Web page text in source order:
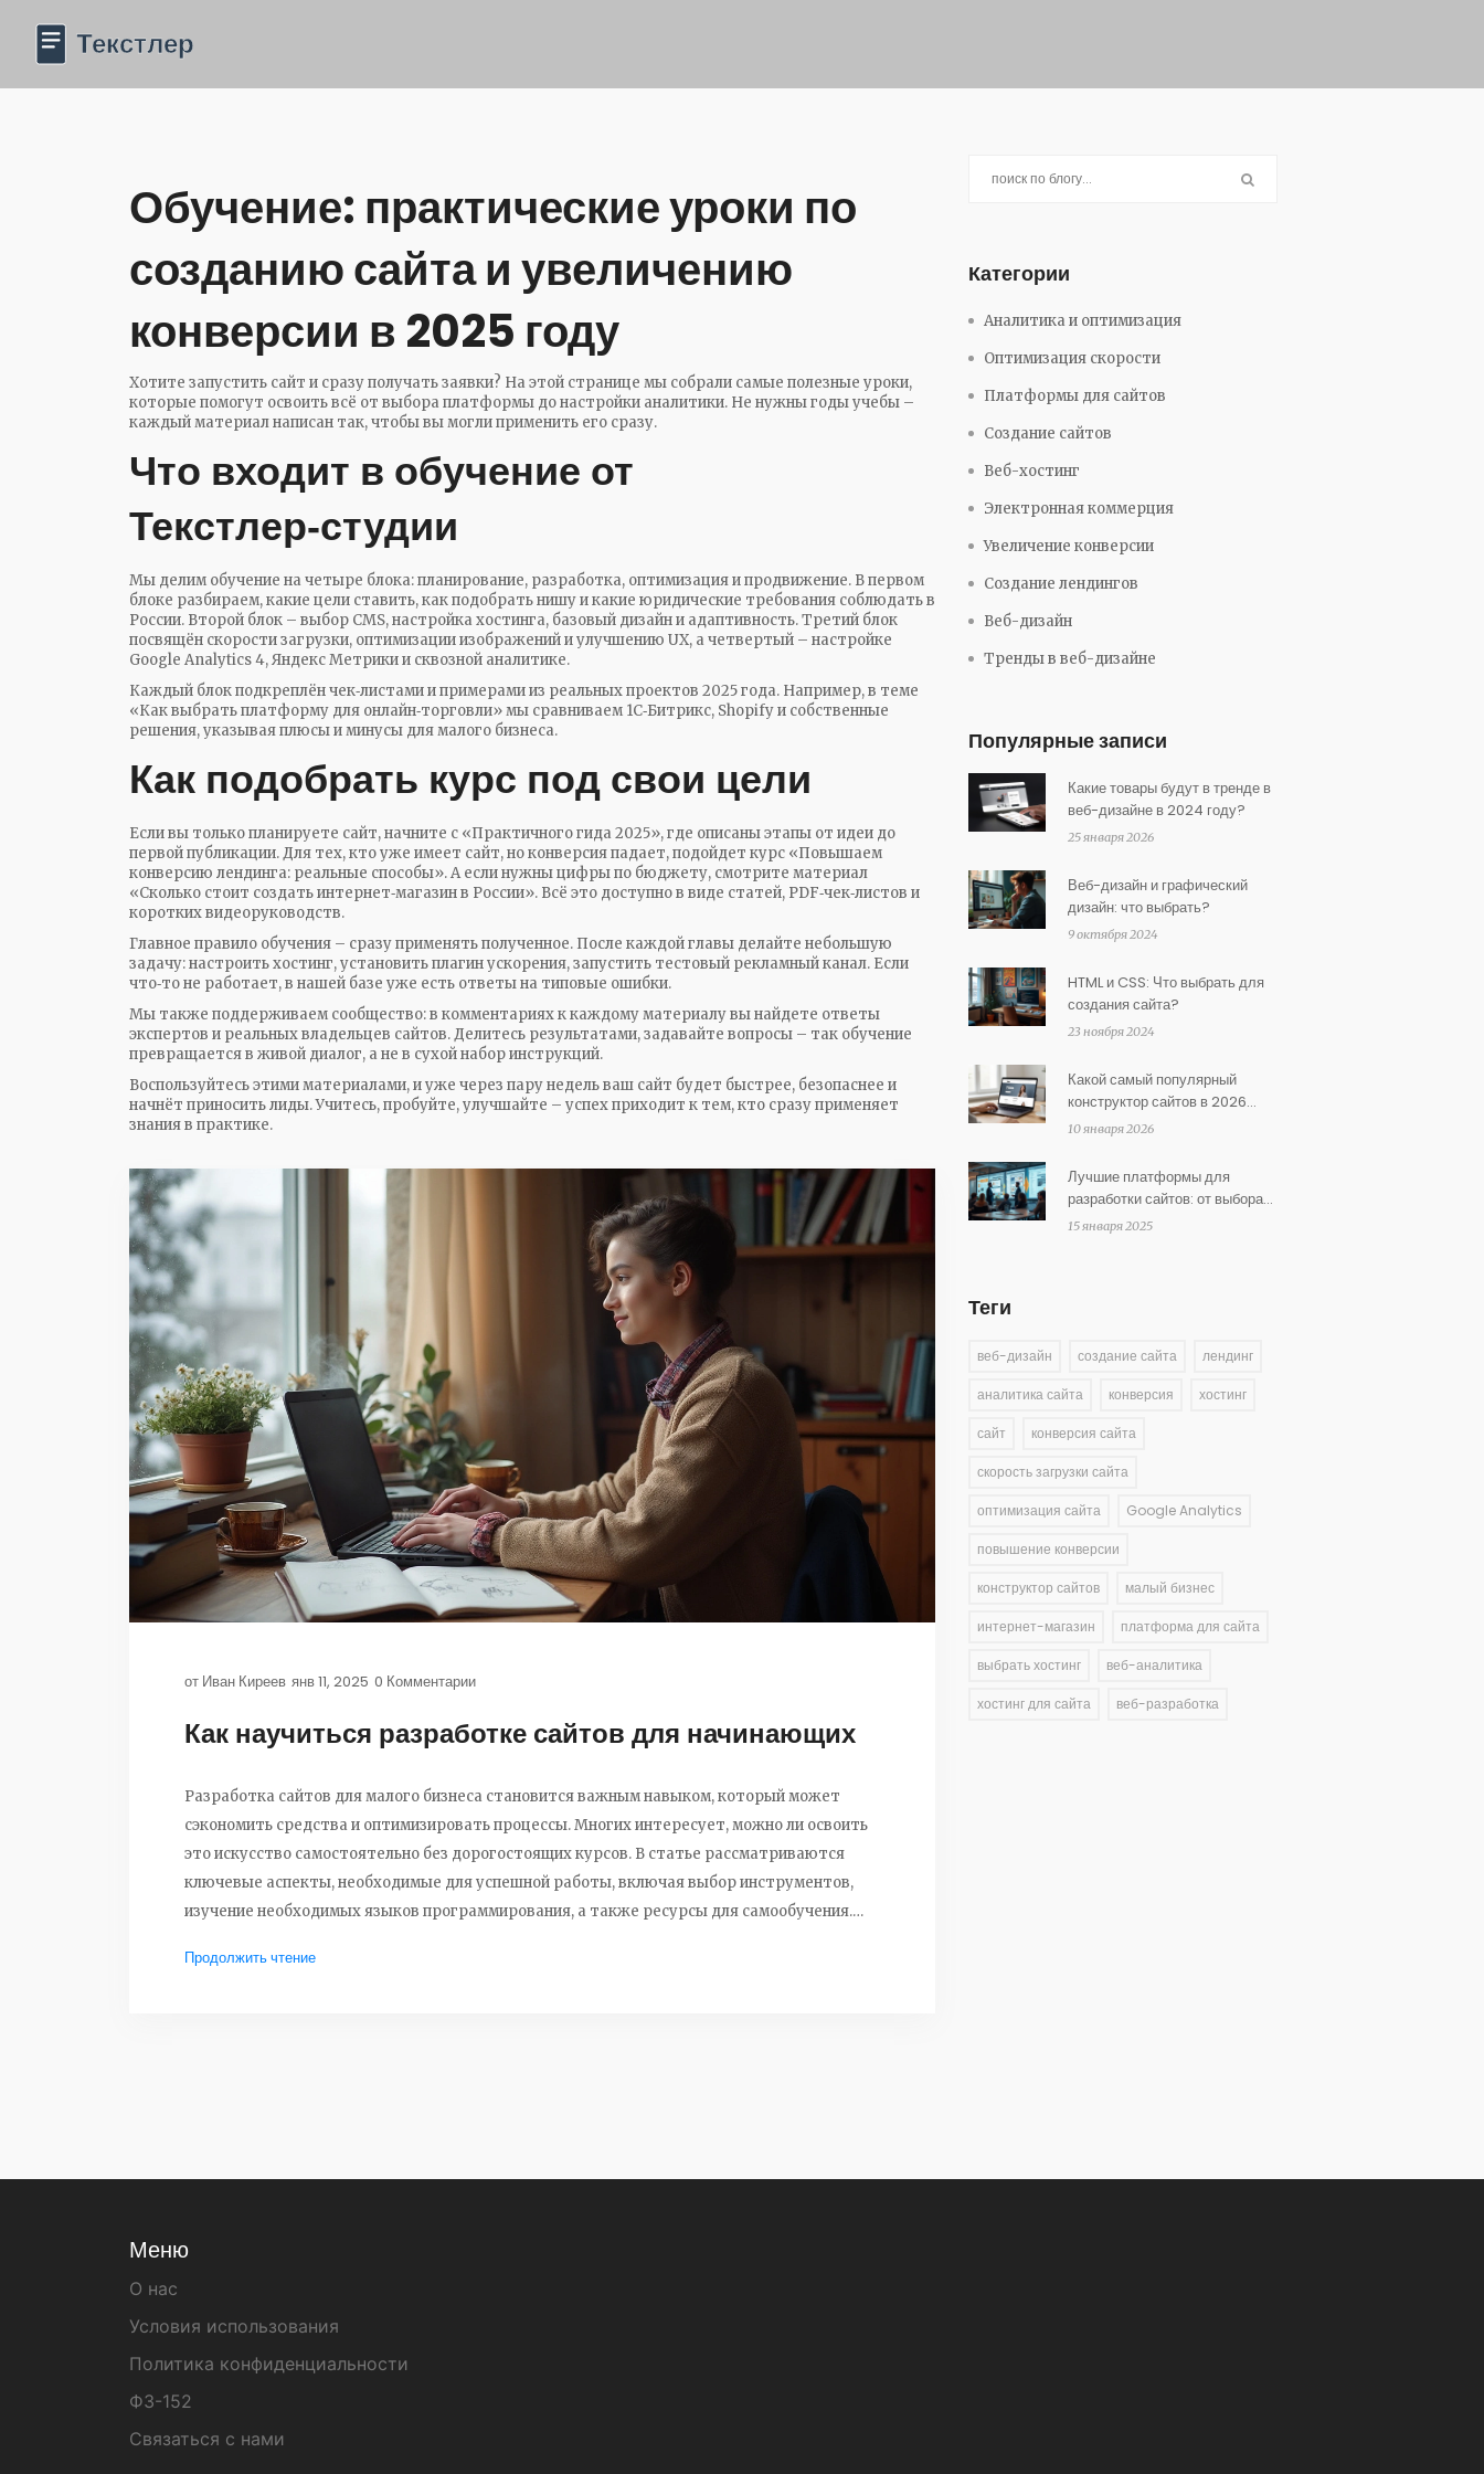
Обучение: практические уроки по
созданию сайта и увеличению
конверсии в 2025 году
Хотите запустить сайт и сразу получать заявки? На этой странице мы собрали самые полезные уроки,
которые помогут освоить всё от выбора платформы до настройки аналитики. Не нужны годы учебы –
каждый материал написан так, чтобы вы могли применить его сразу.
Что входит в обучение от
Текстлер‑студии
Мы делим обучение на четыре блока: планирование, разработка, оптимизация и продвижение. В первом
блоке разбираем, какие цели ставить, как подобрать нишу и какие юридические требования соблюдать в
России. Второй блок – выбор CMS, настройка хостинга, базовый дизайн и адаптивность. Третий блок
посвящён скорости загрузки, оптимизации изображений и улучшению UX, а четвертый – настройке
Google Analytics 4, Яндекс Метрики и сквозной аналитике.
Каждый блок подкреплён чек‑листами и примерами из реальных проектов 2025 года. Например, в теме
«Как выбрать платформу для онлайн‑торговли» мы сравниваем 1C‑Битрикс, Shopify и собственные
решения, указывая плюсы и минусы для малого бизнеса.
Как подобрать курс под свои цели
Если вы только планируете сайт, начните с «Практичного гида 2025», где описаны этапы от идеи до
первой публикации. Для тех, кто уже имеет сайт, но конверсия падает, подойдет курс «Повышаем
конверсию лендинга: реальные способы». А если нужны цифры по бюджету, смотрите материал
«Сколько стоит создать интернет‑магазин в России». Всё это доступно в виде статей, PDF‑чек‑листов и
коротких видеоруководств.
Главное правило обучения – сразу применять полученное. После каждой главы делайте небольшую
задачу: настроить хостинг, установить плагин ускорения, запустить тестовый рекламный канал. Если
что‑то не работает, в нашей базе уже есть ответы на типовые ошибки.
Мы также поддерживаем сообщество: в комментариях к каждому материалу вы найдете ответы
экспертов и реальных владельцев сайтов. Делитесь результатами, задавайте вопросы – так обучение
превращается в живой диалог, а не в сухой набор инструкций.
Воспользуйтесь этими материалами, и уже через пару недель ваш сайт будет быстрее, безопаснее и
начнёт приносить лиды. Учитесь, пробуйте, улучшайте – успех приходит к тем, кто сразу применяет
знания в практике.
от Иван Киреев янв 11, 2025 0 Комментарии
Как научиться разработке сайтов для начинающих
Разработка сайтов для малого бизнеса становится важным навыком, который может
сэкономить средства и оптимизировать процессы. Многих интересует, можно ли освоить
это искусство самостоятельно без дорогостоящих курсов. В статье рассматриваются
ключевые аспекты, необходимые для успешной работы, включая выбор инструментов,
изучение необходимых языков программирования, а также ресурсы для самообучения.
Продолжить чтение
Категории
Аналитика и оптимизация
Оптимизация скорости
Платформы для сайтов
Создание сайтов
Веб-хостинг
Электронная коммерция
Увеличение конверсии
Создание лендингов
Веб-дизайн
Тренды в веб-дизайне
Популярные записи
Какие товары будут в тренде в
веб-дизайне в 2024 году?
25 января 2026
Веб-дизайн и графический
дизайн: что выбрать?
9 октября 2024
HTML и CSS: Что выбрать для
создания сайта?
23 ноября 2024
Какой самый популярный
конструктор сайтов в 2026
году?
10 января 2026
Лучшие платформы для
разработки сайтов: от выбора
до запуска
15 января 2025
Теги
веб-дизайн создание сайта лендинг
аналитика сайта конверсия хостинг
сайт конверсия сайта
скорость загрузки сайта
оптимизация сайта Google Analytics
повышение конверсии
конструктор сайтов малый бизнес
интернет-магазин платформа для сайта
выбрать хостинг веб-аналитика
хостинг для сайта веб-разработка
Меню
О нас
Условия использования
Политика конфиденциальности
ФЗ-152
Связаться с нами